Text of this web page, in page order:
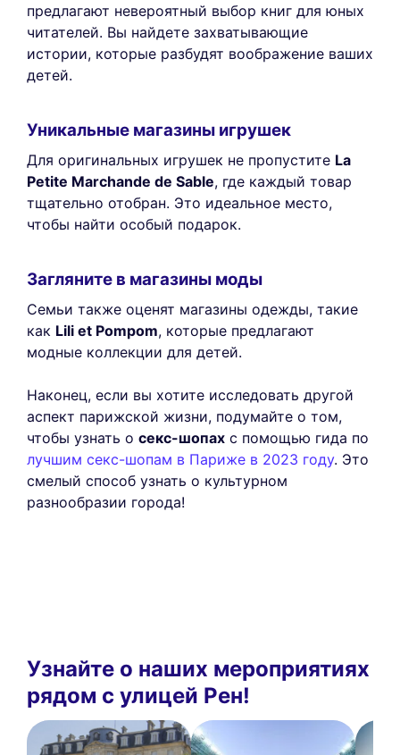
This website uses
предлагают невероятный выбор книг для юных
читателей. Вы найдете захватывающие
истории, которые разбудят воображение ваших
детей.
Уникальные магазины игрушек
Для оригинальных игрушек не пропустите La
Petite Marchande de Sable, где каждый товар
тщательно отобран. Это идеальное место,
чтобы найти особый подарок.
Загляните в магазины моды
Семьи также оценят магазины одежды, такие
как Lili et Pompom, которые предлагают
модные коллекции для детей.
Наконец, если вы хотите исследовать другой
аспект парижской жизни, подумайте о том,
чтобы узнать о секс-шопах с помощью гида по
лучшим секс-шопам в Париже в 2023 году. Это
смелый способ узнать о культурном
разнообразии города!
Узнайте о наших мероприятиях
рядом с улицей Рен!